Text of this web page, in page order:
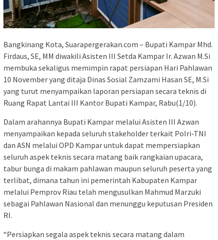
Bangkinang Kota, Suarapergerakan.com – Bupati Kampar Mhd.
Firdaus, SE, MM diwakili Asisten III Setda Kampar Ir. Azwan M.Si
membuka sekaligus memimpin rapat persiapan Hari Pahlawan
10 November yang ditaja Dinas Sosial Zamzami Hasan SE, M.Si
yang turut menyampaikan laporan persiapan secara teknis di
Ruang Rapat Lantai III Kantor Bupati Kampar, Rabu(1/10).
Dalam arahannya Bupati Kampar melalui Asisten III Azwan
menyampaikan kepada seluruh stakeholder terkait Polri-TNI
dan ASN melalui OPD Kampar untuk dapat mempersiapkan
seluruh aspek teknis secara matang baik rangkaian upacara,
tabur bunga di makam pahlawan maupun seluruh peserta yang
terlibat, dimana tahun ini pemerintah Kabupaten Kampar
melalui Pemprov Riau telah mengusulkan Mahmud Marzuki
sebagai Pahlawan Nasional dan menunggu keputusan Presiden
RI.
“Persiapkan segala aspek teknis secara matang dalam